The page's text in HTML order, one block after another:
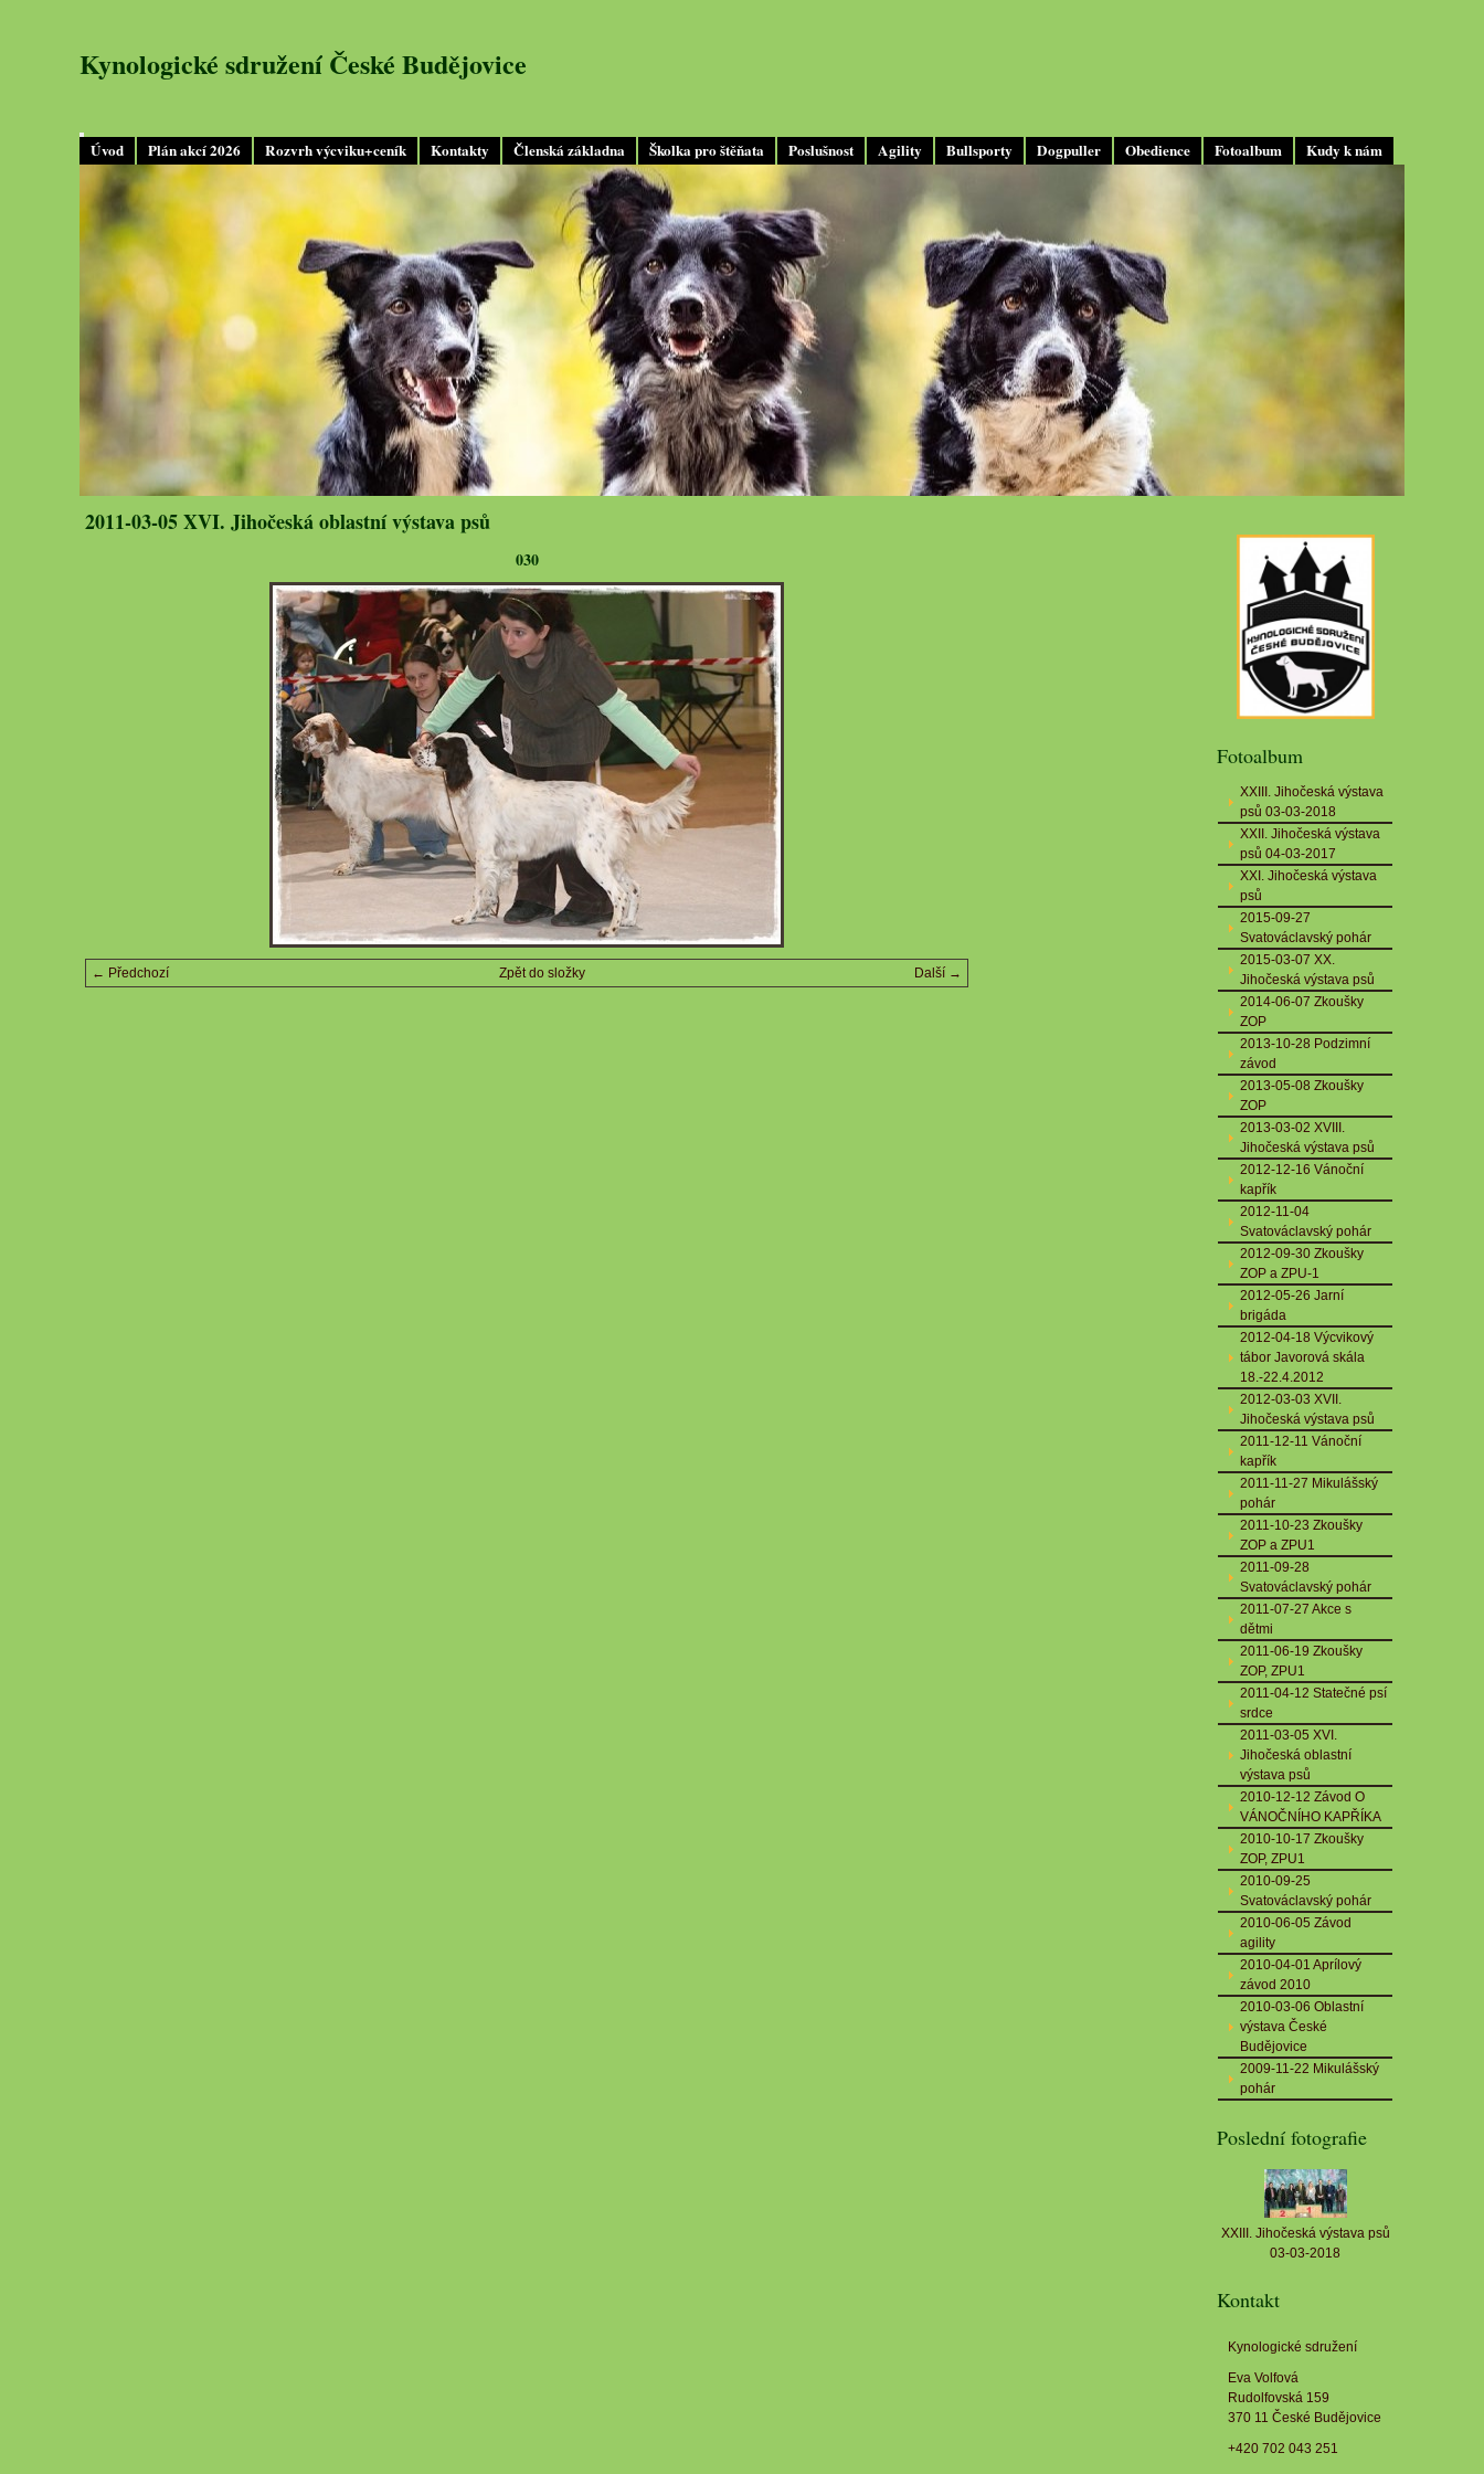
Úvod Plán akcí 2026 Rozvrh výcviku+ceník Kontakty Členská základna Školka pro štěňata Poslušnost Agility Bullsporty Dogpuller Obedience Fotoalbum Kudy k nám
Kynologické sdružení České Budějovice
2011-03-05 XVI. Jihočeská oblastní výstava psů
030
← Předchozí Další →
Zpět do složky
Fotoalbum
XXIII. Jihočeská výstava
psů 03-03-2018
XXII. Jihočeská výstava
psů 04-03-2017
XXI. Jihočeská výstava
psů
2015-09-27
Svatováclavský pohár
2015-03-07 XX.
Jihočeská výstava psů
2014-06-07 Zkoušky
ZOP
2013-10-28 Podzimní
závod
2013-05-08 Zkoušky
ZOP
2013-03-02 XVIII.
Jihočeská výstava psů
2012-12-16 Vánoční
kapřík
2012-11-04
Svatováclavský pohár
2012-09-30 Zkoušky
ZOP a ZPU-1
2012-05-26 Jarní
brigáda
2012-04-18 Výcvikový
tábor Javorová skála
18.-22.4.2012
2012-03-03 XVII.
Jihočeská výstava psů
2011-12-11 Vánoční
kapřík
2011-11-27 Mikulášský
pohár
2011-10-23 Zkoušky
ZOP a ZPU1
2011-09-28
Svatováclavský pohár
2011-07-27 Akce s
dětmi
2011-06-19 Zkoušky
ZOP, ZPU1
2011-04-12 Statečné psí
srdce
2011-03-05 XVI.
Jihočeská oblastní
výstava psů
2010-12-12 Závod O
VÁNOČNÍHO KAPŘÍKA
2010-10-17 Zkoušky
ZOP, ZPU1
2010-09-25
Svatováclavský pohár
2010-06-05 Závod
agility
2010-04-01 Aprílový
závod 2010
2010-03-06 Oblastní
výstava České
Budějovice
2009-11-22 Mikulášský
pohár
Poslední fotografie
XXIII. Jihočeská výstava psů
03-03-2018
Kontakt
Kynologické sdružení
Eva Volfová
Rudolfovská 159
370 11 České Budějovice
+420 702 043 251